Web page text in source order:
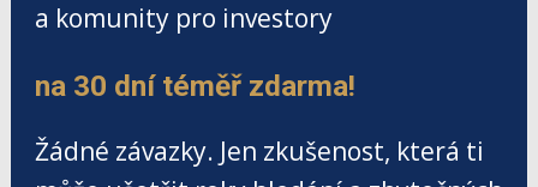
a komunity pro investory
na 30 dní téměř zdarma!
Žádné závazky. Jen zkušenost, která ti